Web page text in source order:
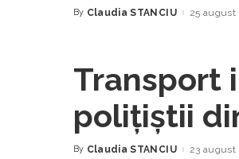
Posted
By Claudia STANCIU 25 august
Transport
poliţiştii
Posted
By Claudia STANCIU 23 august